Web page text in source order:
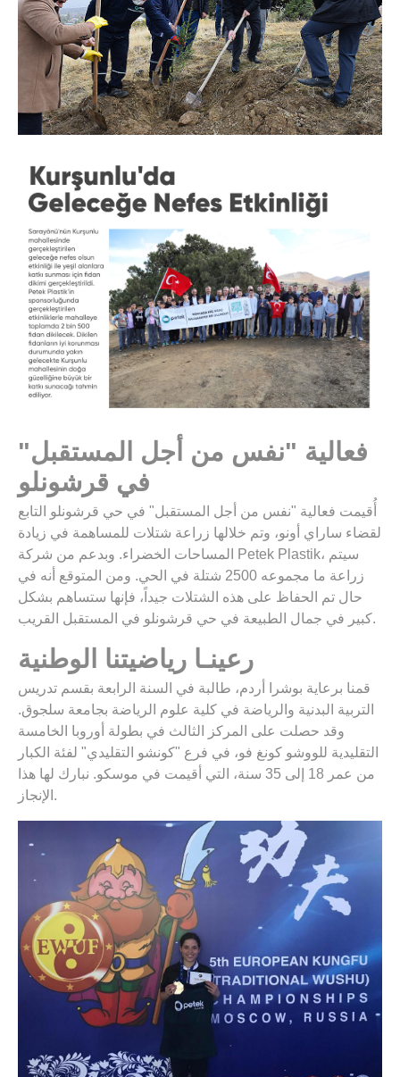
فعالية "نفس من أجل المستقبل"
في قرشونلو
أُقيمت فعالية "نفس من أجل المستقبل" في حي قرشونلو التابع
لقضاء ساراي أونو، وتم خلالها زراعة شتلات للمساهمة في زيادة
المساحات الخضراء. وبدعم من شركة Petek Plastik، سيتم
زراعة ما مجموعه 2500 شتلة في الحي. ومن المتوقع أنه في
حال تم الحفاظ على هذه الشتلات جيداً، فإنها ستساهم بشكل
كبير في جمال الطبيعة في حي قرشونلو في المستقبل القريب.
رعينـا رياضيتنا الوطنية
قمنا برعاية بوشرا أردم، طالبة في السنة الرابعة بقسم تدريس
التربية البدنية والرياضة في كلية علوم الرياضة بجامعة سلجوق.
وقد حصلت على المركز الثالث في بطولة أوروبا الخامسة
التقليدية للووشو كونغ فو، في فرع "كونشو التقليدي" لفئة الكبار
من عمر 18 إلى 35 سنة، التي أقيمت في موسكو. نبارك لها هذا
الإنجاز.